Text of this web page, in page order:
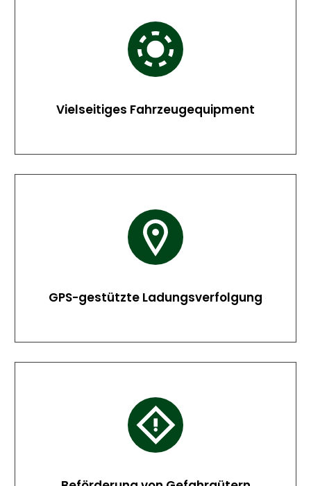
Vielseitiges Fahrzeugequipment
GPS-gestützte Ladungsverfolgung